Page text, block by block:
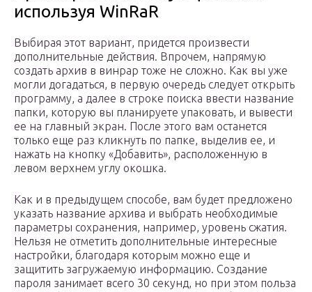
используя WinRaR
Выбирая этот вариант, придется произвести
дополнительные действия. Впрочем, напрямую
создать архив в винрар тоже не сложно. Как вы уже
могли догадаться, в первую очередь следует открыть
программу, а далее в строке поиска ввести название
папки, которую вы планируете упаковать, и вывести
ее на главный экран. После этого вам останется
только еще раз кликнуть по папке, выделив ее, и
нажать на кнопку «Добавить», расположенную в
левом верхнем углу окошка.
Как и в предыдущем способе, вам будет предложено
указать название архива и выбрать необходимые
параметры сохранения, например, уровень сжатия.
Нельзя не отметить дополнительные интересные
настройки, благодаря которым можно еще и
защитить загружаемую информацию. Создание
пароля занимает всего 30 секунд, но при этом польза